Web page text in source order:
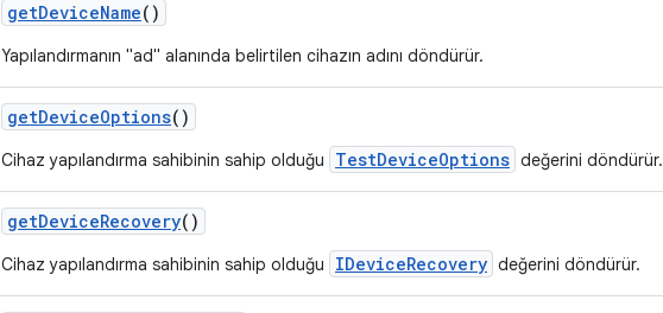
getDeviceName()
Yapılandırmanın "ad" alanında belirtilen cihazın adını döndürür.
getDeviceOptions()
Cihaz yapılandırma sahibinin sahip olduğu TestDeviceOptions değerini döndürür.
getDeviceRecovery()
Cihaz yapılandırma sahibinin sahip olduğu IDeviceRecovery değerini döndürür.